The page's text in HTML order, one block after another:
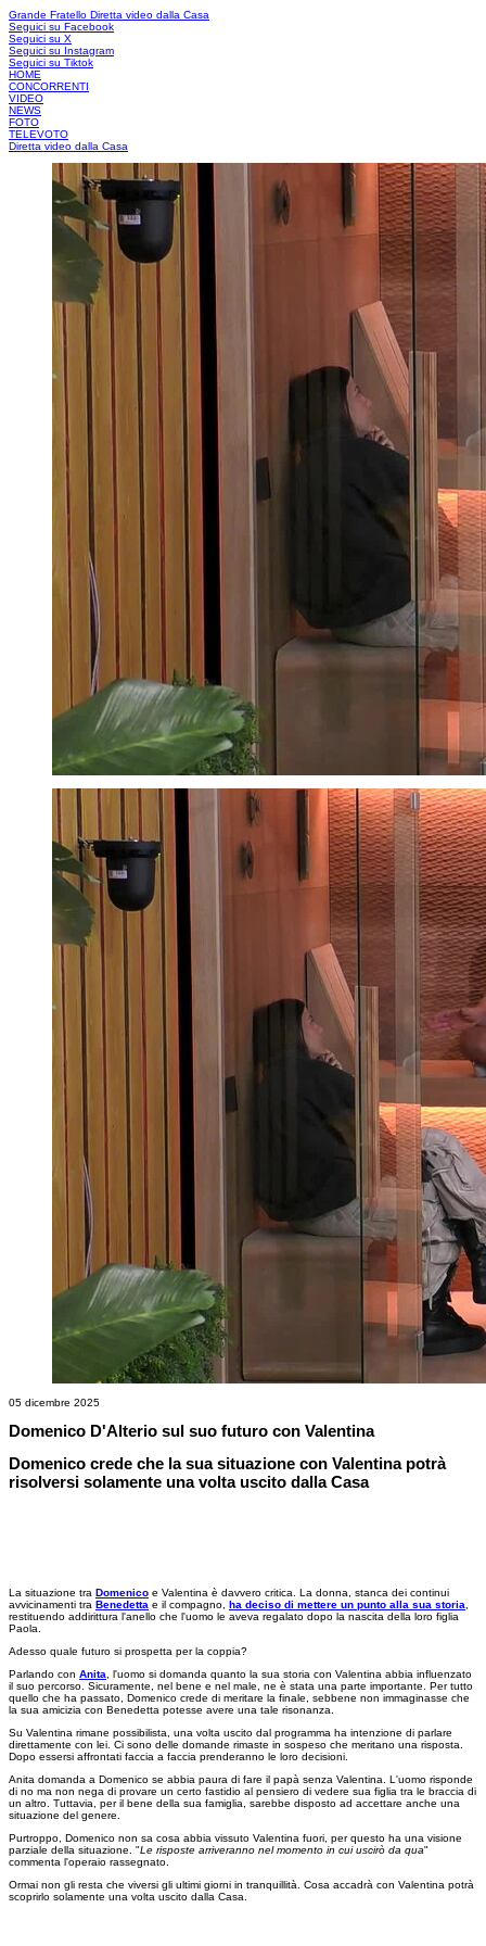
Grande Fratello Diretta video dalla Casa
Seguici su Facebook
Seguici su X
Seguici su Instagram
Seguici su Tiktok
HOME
CONCORRENTI
VIDEO
NEWS
FOTO
TELEVOTO
Diretta video dalla Casa
05 dicembre 2025
Domenico D'Alterio sul suo futuro con Valentina
Domenico crede che la sua situazione con Valentina potrà
risolversi solamente una volta uscito dalla Casa
La situazione tra Domenico e Valentina è davvero critica. La donna, stanca dei continui
avvicinamenti tra Benedetta e il compagno, ha deciso di mettere un punto alla sua storia,
restituendo addirittura l'anello che l'uomo le aveva regalato dopo la nascita della loro figlia
Paola.
Adesso quale futuro si prospetta per la coppia?
Parlando con Anita, l'uomo si domanda quanto la sua storia con Valentina abbia influenzato
il suo percorso. Sicuramente, nel bene e nel male, ne è stata una parte importante. Per tutto
quello che ha passato, Domenico crede di meritare la finale, sebbene non immaginasse che
la sua amicizia con Benedetta potesse avere una tale risonanza.
Su Valentina rimane possibilista, una volta uscito dal programma ha intenzione di parlare
direttamente con lei. Ci sono delle domande rimaste in sospeso che meritano una risposta.
Dopo essersi affrontati faccia a faccia prenderanno le loro decisioni.
Anita domanda a Domenico se abbia paura di fare il papà senza Valentina. L'uomo risponde
di no ma non nega di provare un certo fastidio al pensiero di vedere sua figlia tra le braccia di
un altro. Tuttavia, per il bene della sua famiglia, sarebbe disposto ad accettare anche una
situazione del genere.
Purtroppo, Domenico non sa cosa abbia vissuto Valentina fuori, per questo ha una visione
parziale della situazione. "Le risposte arriveranno nel momento in cui uscirò da qua"
commenta l'operaio rassegnato.
Ormai non gli resta che viversi gli ultimi giorni in tranquillità. Cosa accadrà con Valentina potrà
scoprirlo solamente una volta uscito dalla Casa.